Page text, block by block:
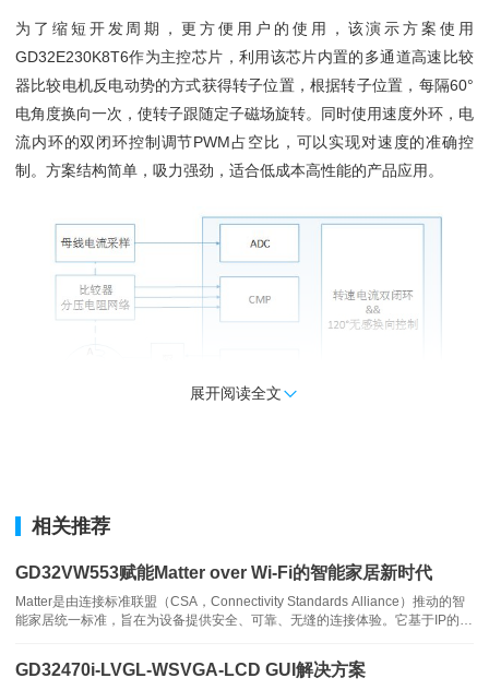
为了缩短开发周期，更方便用户的使用，该演示方案使用
GD32E230K8T6作为主控芯片，利用该芯片内置的多通道高速比较
器比较电机反电动势的方式获得转子位置，根据转子位置，每隔60°
电角度换向一次，使转子跟随定子磁场旋转。同时使用速度外环，电
流内环的双闭环控制调节PWM占空比，可以实现对速度的准确控
制。方案结构简单，吸力强劲，适合低成本高性能的产品应用。
主控芯片，主频高达72MHz
• 使用内置的多通道高速比较器比较电机反电动势的方式实现对吸尘
器电机的无传感器方波驱动
展开阅读全文
相关推荐
GD32VW553赋能Matter over Wi-Fi的智能家居新时代
Matter是由连接标准联盟（CSA，Connectivity Standards Alliance）推动的智
能家居统一标准，旨在为设备提供安全、可靠、无缝的连接体验。它基于IP的连
GD32470i-LVGL-WSVGA-LCD GUI解决方案